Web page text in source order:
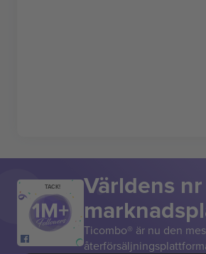
TACK! Världens nr
Ticombo® är nu den